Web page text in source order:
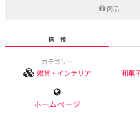
商品
情 報
カテゴリー
雑貨・インテリア 和菓
ホームページ